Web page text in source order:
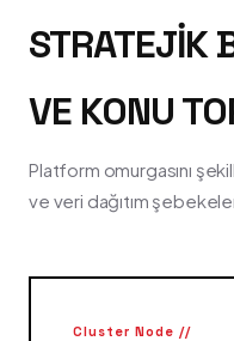
STRATEJIK
VE KONU
Platform omurgasını
ve veri dağıtım
Cluster Node //